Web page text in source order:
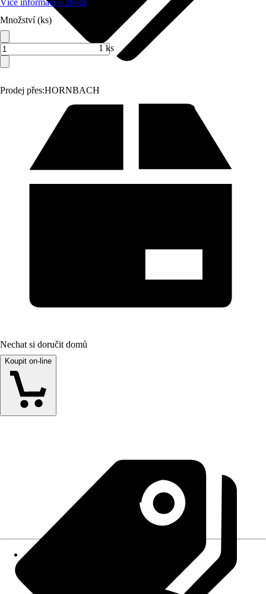
Prodej přes:HORNBACH
Více informací o zboží
Množství (ks)
1 ks
Nechat si doručit domů
Koupit on-line